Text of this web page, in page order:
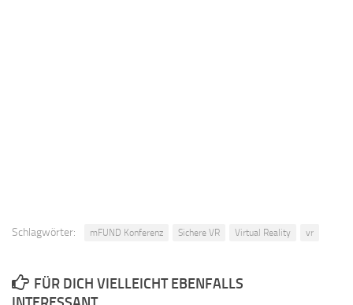
Schlagwörter: mFUND Konferenz Sichere VR Virtual Reality vr
FÜR DICH VIELLEICHT EBENFALLS